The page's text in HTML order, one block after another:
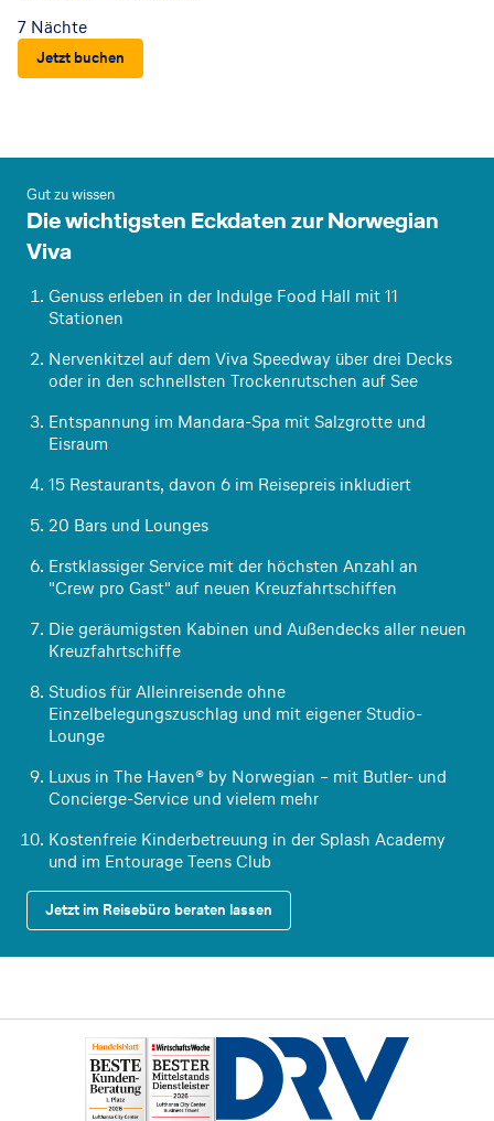
7 Nächte
Jetzt buchen
Gut zu wissen
Die wichtigsten Eckdaten zur Norwegian
Viva
Genuss erleben in der Indulge Food Hall mit 11
Stationen
Nervenkitzel auf dem Viva Speedway über drei Decks
oder in den schnellsten Trockenrutschen auf See
Entspannung im Mandara-Spa mit Salzgrotte und
Eisraum
15 Restaurants, davon 6 im Reisepreis inkludiert
20 Bars und Lounges
Erstklassiger Service mit der höchsten Anzahl an
"Crew pro Gast" auf neuen Kreuzfahrtschiffen
Die geräumigsten Kabinen und Außendecks aller neuen
Kreuzfahrtschiffe
Studios für Alleinreisende ohne
Einzelbelegungszuschlag und mit eigener Studio-
Lounge
Luxus in The Haven® by Norwegian – mit Butler- und
Concierge-Service und vielem mehr
Kostenfreie Kinderbetreuung in der Splash Academy
und im Entourage Teens Club
Jetzt im Reisebüro beraten lassen